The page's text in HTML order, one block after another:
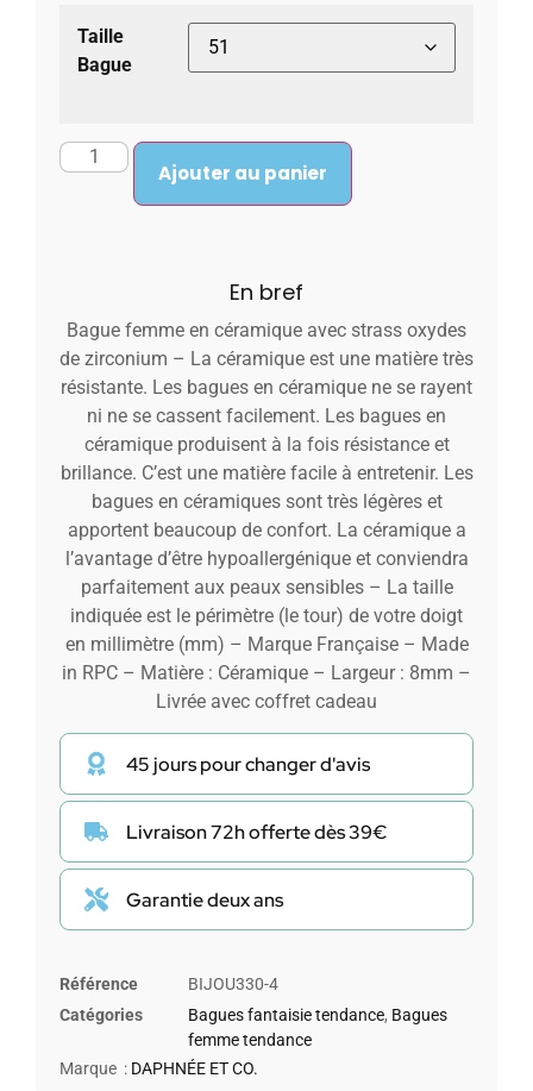
Taille
Bague
Ajouter au panier
En bref
Bague femme en céramique avec strass oxydes
de zirconium – La céramique est une matière très
résistante. Les bagues en céramique ne se rayent
ni ne se cassent facilement. Les bagues en
céramique produisent à la fois résistance et
brillance. C’est une matière facile à entretenir. Les
bagues en céramiques sont très légères et
apportent beaucoup de confort. La céramique a
l’avantage d’être hypoallergénique et conviendra
parfaitement aux peaux sensibles – La taille
indiquée est le périmètre (le tour) de votre doigt
en millimètre (mm) – Marque Française – Made
in RPC – Matière : Céramique – Largeur : 8mm –
Livrée avec coffret cadeau
45 jours pour changer d'avis
Livraison 72h offerte dès 39€
Garantie deux ans
Référence
BIJOU330-4
Catégories
Bagues fantaisie tendance, Bagues
femme tendance
Marque : DAPHNÉE ET CO.